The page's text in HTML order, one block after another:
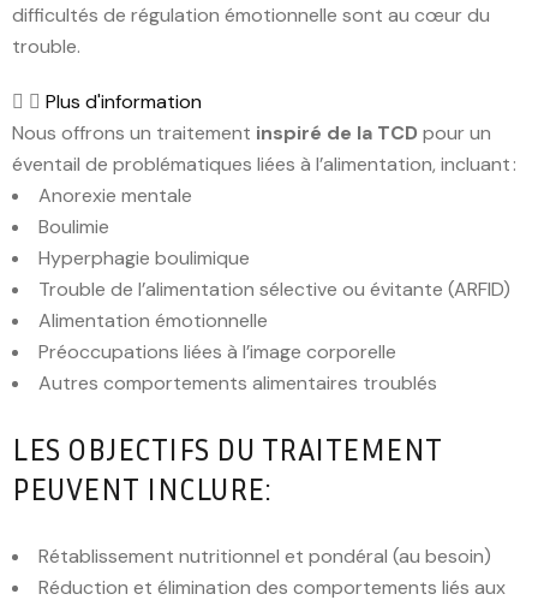
difficultés de régulation émotionnelle sont au cœur du
trouble.
Plus d'information
Nous offrons un traitement inspiré de la TCD pour un
éventail de problématiques liées à l’alimentation, incluant :
Anorexie mentale
Boulimie
Hyperphagie boulimique
Trouble de l’alimentation sélective ou évitante (ARFID)
Alimentation émotionnelle
Préoccupations liées à l’image corporelle
Autres comportements alimentaires troublés
LES OBJECTIFS DU TRAITEMENT
PEUVENT INCLURE:
Rétablissement nutritionnel et pondéral (au besoin)
Réduction et élimination des comportements liés aux